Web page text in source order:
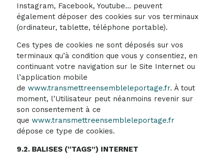
Instagram, Facebook, Youtube… peuvent
également déposer des cookies sur vos terminaux
(ordinateur, tablette, téléphone portable).
Ces types de cookies ne sont déposés sur vos
terminaux qu’à condition que vous y consentiez, en
continuant votre navigation sur le Site Internet ou
l’application mobile
de www.transmettreensembleleportage.fr. À tout
moment, l’Utilisateur peut néanmoins revenir sur
son consentement à ce
que www.transmettreensembleleportage.fr
dépose ce type de cookies.
9.2. BALISES (“TAGS”) INTERNET